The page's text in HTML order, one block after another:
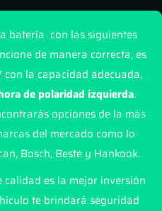
batería con las siguientes
de manera correcta, es
la capacidad adecuada,
de polaridad izquierda.
opciones de la más
del mercado como lo
Bosch, Beste y Hankook.
es la mejor inversión
te brindará seguridad